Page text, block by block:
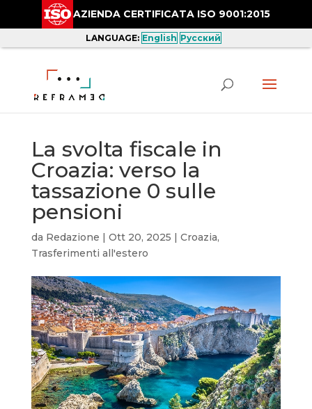
La svolta fiscale in
Croazia: verso la
tassazione 0 sulle
pensioni
da Redazione Ott 20, 2025 Croazia,
Trasferimenti all'estero
AZIENDA CERTIFICATA ISO 9001:2015
LANGUAGE: English Русский